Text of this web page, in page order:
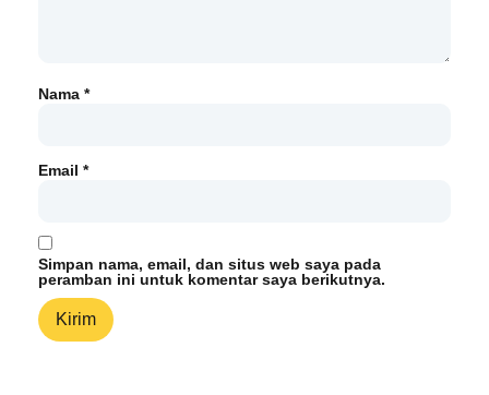
Nama *
Email *
Simpan nama, email, dan situs web saya pada
peramban ini untuk komentar saya berikutnya.